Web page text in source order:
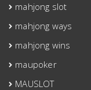
mahjong slot
mahjong ways
mahjong wins
maupoker
MAUSLOT